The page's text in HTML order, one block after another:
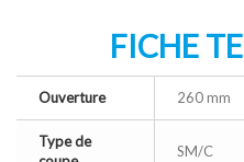
FICHE
Ouverture 260 mm
Type de
SM/C